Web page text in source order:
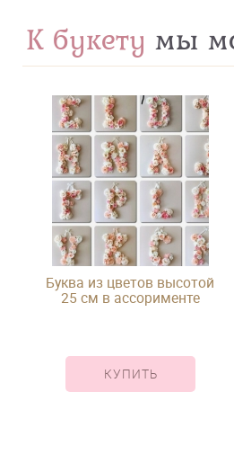
К букету мы
Буква из цветов высотой
25 см в ассорименте
КУПИТЬ